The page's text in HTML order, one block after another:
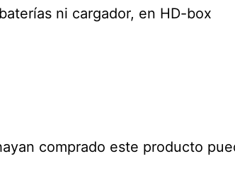
ni cargador, en HD-box
comprado este producto